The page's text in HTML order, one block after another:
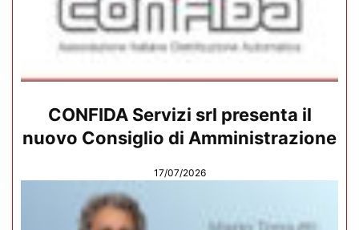
CONFIDA Servizi srl presenta il
nuovo Consiglio di Amministrazione
17/07/2026